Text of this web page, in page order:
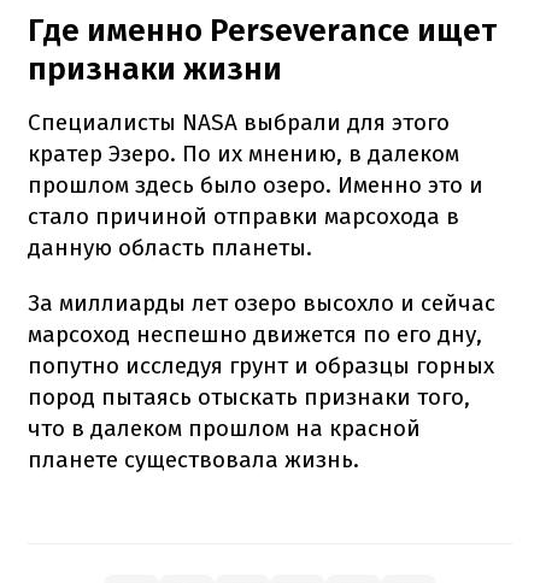
Где именно Perseverance ищет
признаки жизни
Специалисты NASA выбрали для этого
кратер Эзеро. По их мнению, в далеком
прошлом здесь было озеро. Именно это и
стало причиной отправки марсохода в
данную область планеты.
За миллиарды лет озеро высохло и сейчас
марсоход неспешно движется по его дну,
попутно исследуя грунт и образцы горных
пород пытаясь отыскать признаки того,
что в далеком прошлом на красной
планете существовала жизнь.